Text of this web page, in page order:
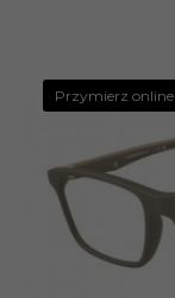
Przymierz online